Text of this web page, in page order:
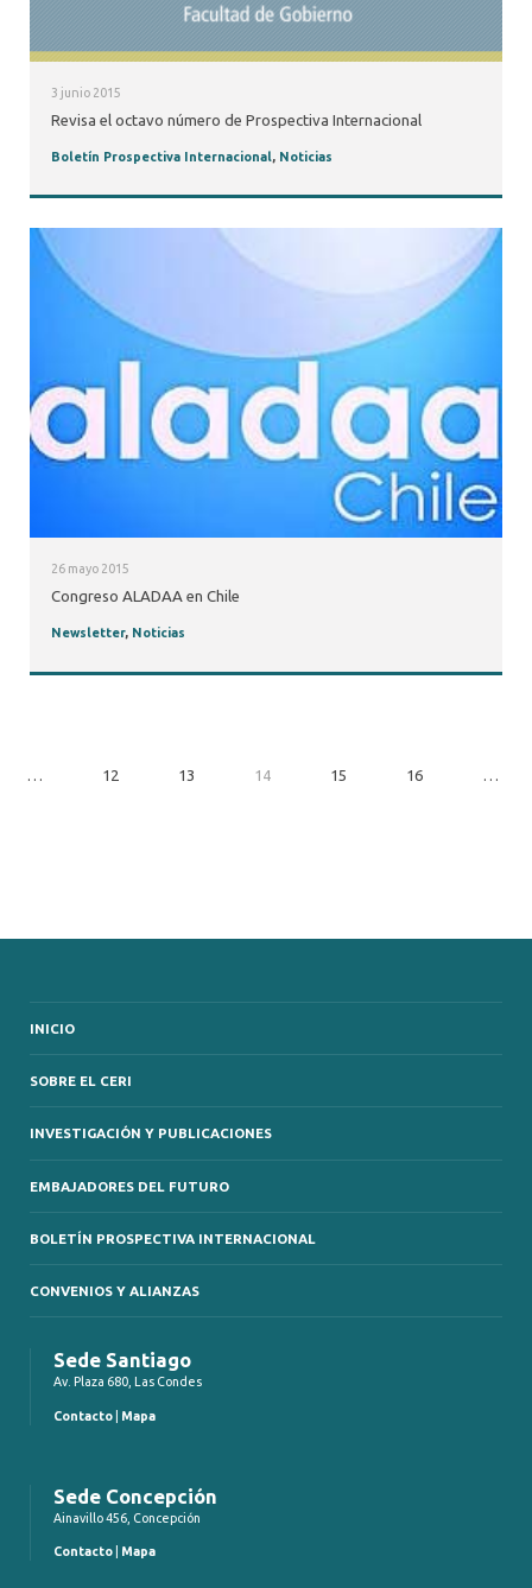
3 junio 2015
Revisa el octavo número de Prospectiva Internacional
Boletín Prospectiva Internacional, Noticias
26 mayo 2015
Congreso ALADAA en Chile
Newsletter, Noticias
12 13 14 15 16
INICIO
SOBRE EL CERI
INVESTIGACIÓN Y PUBLICACIONES
EMBAJADORES DEL FUTURO
BOLETÍN PROSPECTIVA INTERNACIONAL
CONVENIOS Y ALIANZAS
Sede Santiago
Av. Plaza 680, Las Condes
Contacto Mapa
Sede Concepción
Ainavillo 456, Concepción
Contacto Mapa